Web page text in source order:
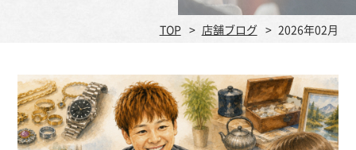
TOP 店舗ブログ 2026年02月